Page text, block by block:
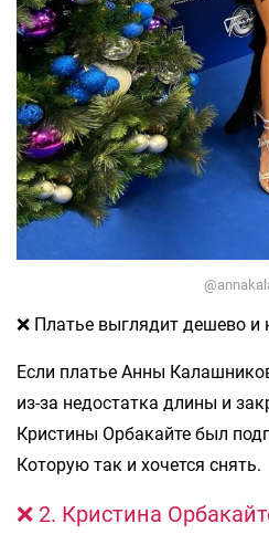
❌ Платье выглядит дешево и
Если платье Анны
из-за недостатка длины и
Кристины Орбакайте был
Которую так и хочется снять.
❌ 2. Кристина